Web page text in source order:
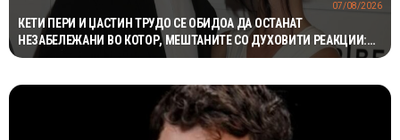
КЕТИ ПЕРИ И ЏАСТИН ТРУДО СЕ ОБИДОА ДА ОСТАНАТ
НЕЗАБЕЛЕЖАНИ ВО КОТОР, МЕШТАНИТЕ СО ДУХОВИТИ РЕАКЦИИ:
„НИКОЈ НЕ БИ ГИ ПРЕПОЗНАЛ“
07/08/2026